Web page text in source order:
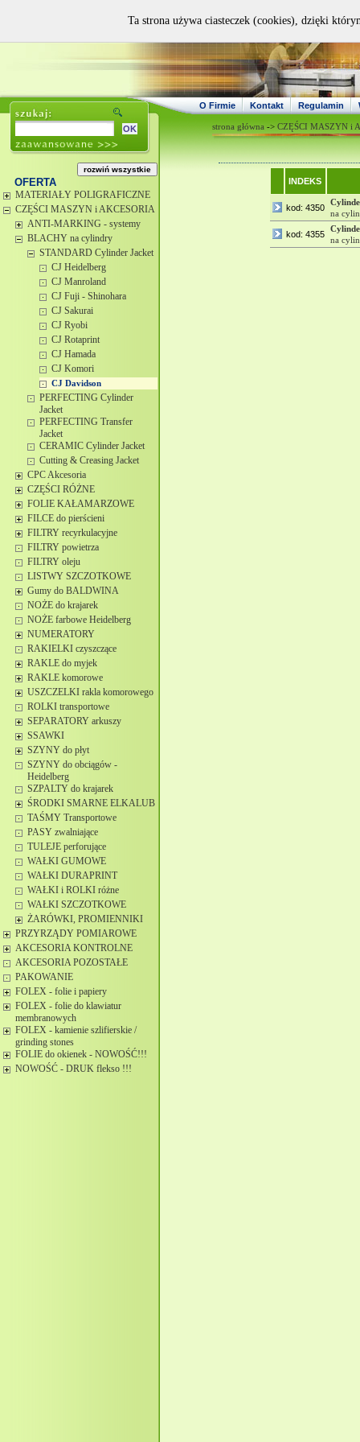
O Firmie Kontakt Regulamin
OFERTA
MATERIAŁY POLIGRAFICZNE
CZĘŚCI MASZYN i AKCESORIA
ANTI-MARKING - systemy
BLACHY na cylindry
STANDARD Cylinder Jacket
CJ Heidelberg
CJ Manroland
CJ Fuji - Shinohara
CJ Sakurai
CJ Ryobi
CJ Rotaprint
CJ Hamada
CJ Komori
CJ Davidson
PERFECTING Cylinder
Jacket
PERFECTING Transfer
Jacket
CERAMIC Cylinder Jacket
Cutting & Creasing Jacket
CPC Akcesoria
CZĘŚCI RÓŻNE
FOLIE KAŁAMARZOWE
FILCE do pierścieni
FILTRY recyrkulacyjne
FILTRY powietrza
FILTRY oleju
LISTWY SZCZOTKOWE
Gumy do BALDWINA
NOŻE do krajarek
NOŻE farbowe Heidelberg
NUMERATORY
RAKIELKI czyszczące
RAKLE do myjek
RAKLE komorowe
USZCZELKI rakla komorowego
ROLKI transportowe
SEPARATORY arkuszy
SSAWKI
SZYNY do płyt
SZYNY do obciągów -
Heidelberg
SZPALTY do krajarek
ŚRODKI SMARNE ELKALUB
TAŚMY Transportowe
PASY zwalniające
TULEJE perforujące
WAŁKI GUMOWE
WAŁKI DURAPRINT
WAŁKI i ROLKI różne
WAŁKI SZCZOTKOWE
ŻARÓWKI, PROMIENNIKI
PRZYRZĄDY POMIAROWE
AKCESORIA KONTROLNE
AKCESORIA POZOSTAŁE
PAKOWANIE
FOLEX - folie i papiery
FOLEX - folie do klawiatur
membranowych
FOLEX - kamienie szlifierskie /
grinding stones
FOLIE do okienek - NOWOŚĆ!!!
NOWOŚĆ - DRUK flekso !!!
strona główna -> CZĘŚCI MASZYN i
INDEKS
kod: 4350
na
kod: 4355
na
Ta strona używa ciasteczek (cookies), dzięki